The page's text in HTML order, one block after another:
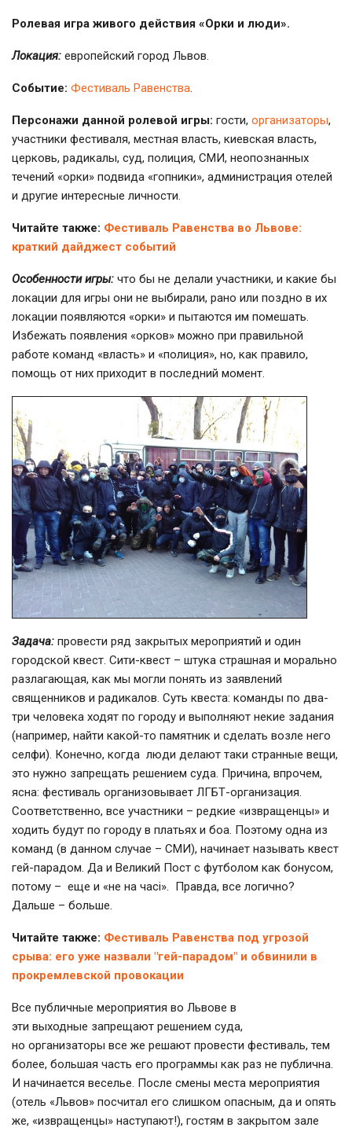
Ролевая игра живого действия «Орки и люди».
Локация: европейский город Львов.
Событие: Фестиваль Равенства.
Персонажи данной ролевой игры: гости, организаторы,
участники фестиваля, местная власть, киевская власть,
церковь, радикалы, суд, полиция, СМИ, неопознанных
течений «орки» подвида «гопники», администрация отелей
и другие интересные личности.
Читайте также: Фестиваль Равенства во Львове:
краткий дайджест событий
Особенности игры: что бы не делали участники, и какие бы
локации для игры они не выбирали, рано или поздно в их
локации появляются «орки» и пытаются им помешать.
Избежать появления «орков» можно при правильной
работе команд «власть» и «полиция», но, как правило,
помощь от них приходит в последний момент.
Задача: провести ряд закрытых мероприятий и один
городской квест. Сити-квест – штука страшная и морально
разлагающая, как мы могли понять из заявлений
священников и радикалов. Cуть квеста: команды по два-
три человека ходят по городу и выполняют некие задания
(например, найти какой-то памятник и сделать возле него
селфи). Конечно, когда люди делают таки странные вещи,
это нужно запрещать решением суда. Причина, впрочем,
ясна: фестиваль организовывает ЛГБТ-организация.
Соответственно, все участники – редкие «извращенцы» и
ходить будут по городу в платьях и боа. Поэтому одна из
команд (в данном случае – СМИ), начинает называть квест
гей-парадом. Да и Великий Пост с футболом как бонусом,
потому – еще и «не на часі». Правда, все логично?
Дальше – больше.
Читайте также: Фестиваль Равенства под угрозой
срыва: его уже назвали "гей-парадом" и обвинили в
прокремлевской провокации
Все публичные мероприятия во Львове в
эти выходные запрещают решением суда,
но организаторы все же решают провести фестиваль, тем
более, большая часть его программы как раз не публична.
И начинается веселье. После смены места мероприятия
(отель «Львов» посчитал его слишком опасным, да и опять
же, «извращенцы» наступают!), гостям в закрытом зале